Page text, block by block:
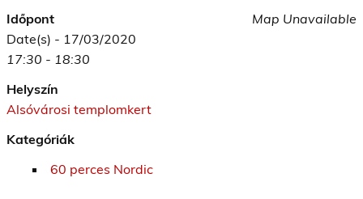
Map Unavailable
Időpont
Date(s) - 17/03/2020
17:30 - 18:30
Helyszín
Alsóvárosi templomkert
Kategóriák
60 perces Nordic